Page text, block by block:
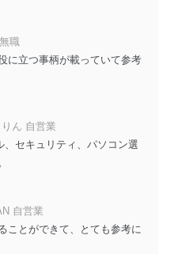
安全性を確保するため
じめとする安全対策を実
またはき損の防止及び是
のできる機器及び当該
明確化し、 個人データへ
ています。
ユーザー制御機能（ユ
により、個人情報データ
システムを使用する従業
職
に立つ事柄が載っていて参考
りん 自営業
セキュリティ、パソコン選
自営業
ことができて、とても参考に